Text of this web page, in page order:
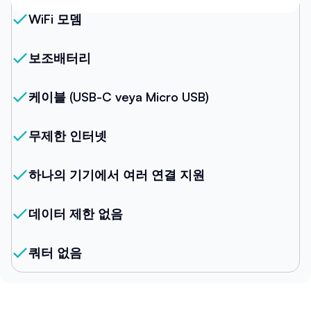
WiFi 모뎀
보조배터리
케이블 (USB-C veya Micro USB)
무제한 인터넷
하나의 기기에서 여러 연결 지원
데이터 제한 없음
쿼터 없음